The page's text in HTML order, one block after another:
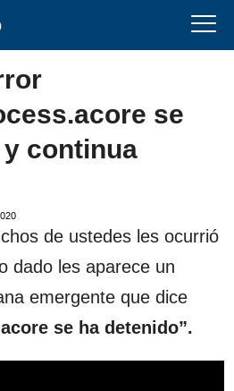
se
continua
de ustedes les ocurrió
dado les aparece un
emergente que dice
se ha detenido”.